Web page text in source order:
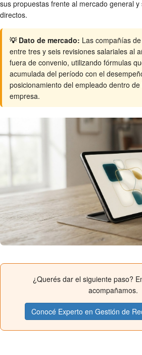
sus propuestas frente al mercado general
directos.
💡 Dato de mercado: Las compañías
entre tres y seis revisiones salariales al
fuera de convenio, utilizando fórmulas
acumulada del período con el
posicionamiento del empleado dentro
empresa.
¿Querés dar el siguiente paso?
acompañamos.
Conocé Experto en Gestión de